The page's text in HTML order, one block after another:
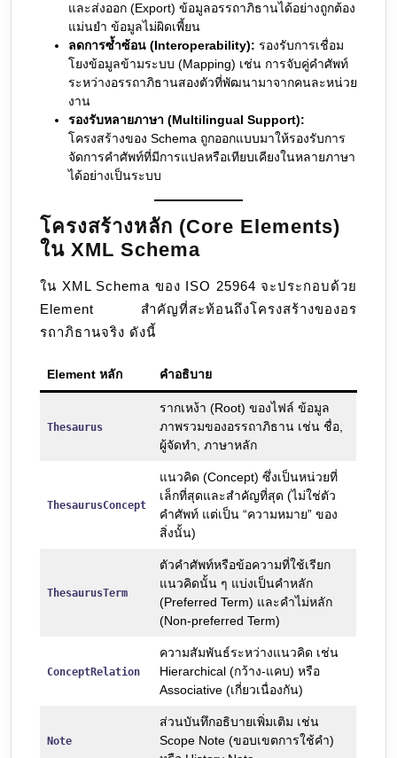
และส่งออก (Export) ข้อมูลอรรถาภิธานได้อย่างถูกต้อง
แม่นยำ ข้อมูลไม่ผิดเพี้ยน
ลดการซ้ำซ้อน (Interoperability): รองรับการเชื่อม
โยงข้อมูลข้ามระบบ (Mapping) เช่น การจับคู่คำศัพท์
ระหว่างอรรถาภิธานสองตัวที่พัฒนามาจากคนละหน่วย
งาน
รองรับหลายภาษา (Multilingual Support):
โครงสร้างของ Schema ถูกออกแบบมาให้รองรับการ
จัดการคำศัพท์ที่มีการแปลหรือเทียบเคียงในหลายภาษา
ได้อย่างเป็นระบบ
โครงสร้างหลัก (Core Elements)
ใน XML Schema
ใน XML Schema ของ ISO 25964 จะประกอบด้วย
Element สำคัญที่สะท้อนถึงโครงสร้างของอร
รถาภิธานจริง ดังนี้
Element หลัก คำอธิบาย
Thesaurus
รากเหง้า (Root) ของไฟล์ ข้อมูล
ภาพรวมของอรรถาภิธาน เช่น ชื่อ,
ผู้จัดทำ, ภาษาหลัก
ThesaurusConcept
แนวคิด (Concept) ซึ่งเป็นหน่วยที่
เล็กที่สุดและสำคัญที่สุด (ไม่ใช่ตัว
คำศัพท์ แต่เป็น “ความหมาย” ของ
สิ่งนั้น)
ThesaurusTerm
ตัวคำศัพท์หรือข้อความที่ใช้เรียก
แนวคิดนั้น ๆ แบ่งเป็นคำหลัก
(Preferred Term) และคำไม่หลัก
(Non-preferred Term)
ConceptRelation
ความสัมพันธ์ระหว่างแนวคิด เช่น
Hierarchical (กว้าง-แคบ) หรือ
Associative (เกี่ยวเนื่องกัน)
Note
ส่วนบันทึกอธิบายเพิ่มเติม เช่น
Scope Note (ขอบเขตการใช้คำ)